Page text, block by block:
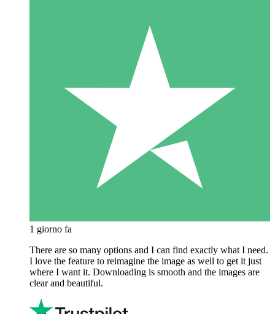
1 giorno fa
There are so many options and I can find exactly what I need.
I love the feature to reimagine the image as well to get it just
where I want it. Downloading is smooth and the images are
clear and beautiful.